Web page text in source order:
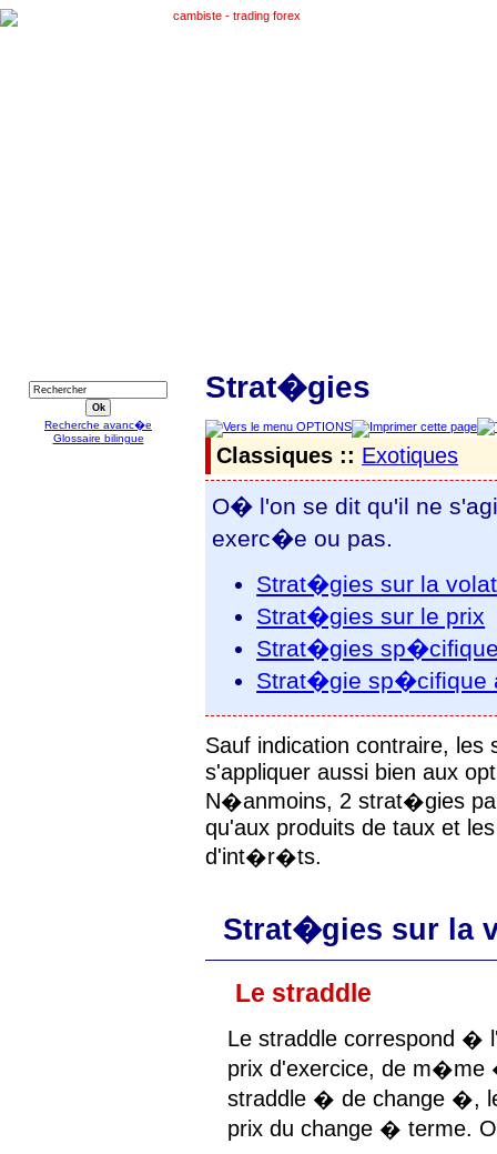
Strat�gies
Classiques :: Exotiques
O� l'on se dit qu'il ne
exerc�e ou pas.
Strat�gies sur la
Strat�gies sur le prix
Strat�gies
Strat�gie sp�cifique
Sauf indication contraire,
s'appliquer aussi bien aux
N�anmoins, 2 strat�gies
qu'aux produits de taux et
d'int�r�ts.
Strat�gies sur la
Le straddle
Le straddle correspond �
prix d'exercice, de
straddle � de change �,
prix du change � terme.
Recherche avanc�e
Glossaire bilingue